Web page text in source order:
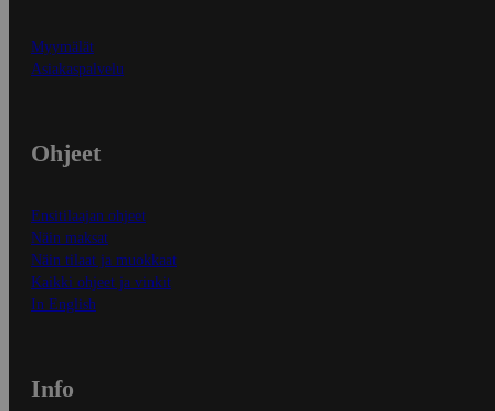
Myymälät
Asiakaspalvelu
Ohjeet
Ensitilaajan ohjeet
Näin maksat
Näin tilaat ja muokkaat
Kaikki ohjeet ja vinkit
In English
Info